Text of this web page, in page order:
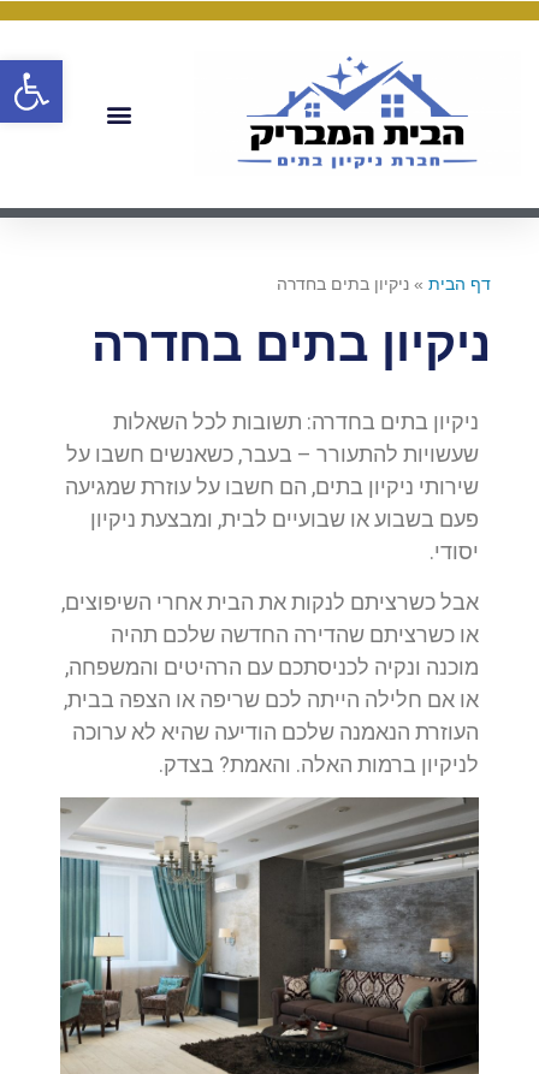
דף הבית » ניקיון בתים בחדרה
ניקיון בתים בחדרה
ניקיון בתים בחדרה: תשובות לכל השאלות
שעשויות להתעורר – בעבר, כשאנשים חשבו על
שירותי ניקיון בתים, הם חשבו על עוזרת שמגיעה
פעם בשבוע או שבועיים לבית, ומבצעת ניקיון
יסודי.
אבל כשרציתם לנקות את הבית אחרי השיפוצים,
או כשרציתם שהדירה החדשה שלכם תהיה
מוכנה ונקיה לכניסתכם עם הרהיטים והמשפחה,
או אם חלילה הייתה לכם שריפה או הצפה בבית,
העוזרת הנאמנה שלכם הודיעה שהיא לא ערוכה
לניקיון ברמות האלה. והאמת? בצדק.